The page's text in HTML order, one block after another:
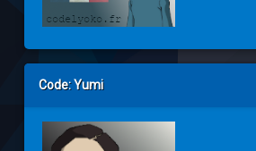
Code: Yumi